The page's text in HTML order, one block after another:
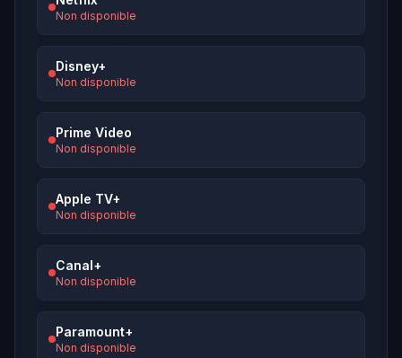
Non disponible
Disney+
Non disponible
Prime Video
Non disponible
Apple TV+
Non disponible
Canal+
Non disponible
Paramount+
Non disponible